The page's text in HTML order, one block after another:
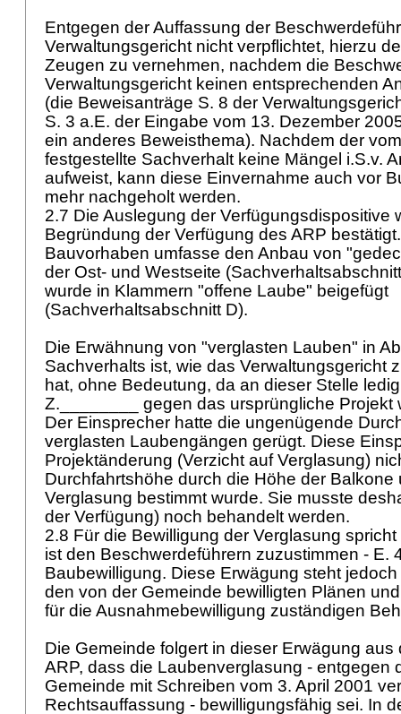
Entgegen der Auffassung der
Verwaltungsgericht nicht verpflichtet, hierzu
Zeugen zu vernehmen, nachdem die
Verwaltungsgericht keinen entsprechenden
(die Beweisanträge S. 8 der
S. 3 a.E. der Eingabe vom 13. Dezember
ein anderes Beweisthema). Nachdem der
festgestellte Sachverhalt keine Mängel i.S.v.
aufweist, kann diese Einvernahme auch vor
mehr nachgeholt werden.
2.7 Die Auslegung der Verfügungsdispositive
Begründung der Verfügung des ARP
Bauvorhaben umfasse den Anbau von
der Ost- und Westseite
wurde in Klammern "offene Laube" beigefügt
(Sachverhaltsabschnitt D).
Die Erwähnung von "verglasten Lauben" in
Sachverhalts ist, wie das Verwaltungsgericht
hat, ohne Bedeutung, da an dieser Stelle
Z.________ gegen das ursprüngliche Projekt
Der Einsprecher hatte die ungenügende
verglasten Laubengängen gerügt. Diese
Projektänderung (Verzicht auf Verglasung)
Durchfahrtshöhe durch die Höhe der Balkone
Verglasung bestimmt wurde. Sie musste
der Verfügung) noch behandelt werden.
2.8 Für die Bewilligung der Verglasung
ist den Beschwerdeführern zuzustimmen - E.
Baubewilligung. Diese Erwägung steht
den von der Gemeinde bewilligten Plänen
für die Ausnahmebewilligung zuständigen
Die Gemeinde folgert in dieser Erwägung aus
ARP, dass die Laubenverglasung - entgegen
Gemeinde mit Schreiben vom 3. April 2001
Rechtsauffassung - bewilligungsfähig sei. In